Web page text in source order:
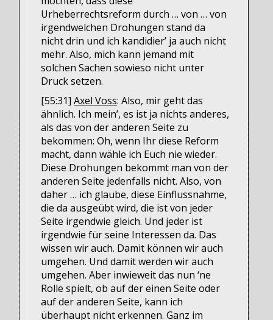
Urheberrechtsreform durch … von … von
irgendwelchen Drohungen stand da
nicht drin und ich kandidier’ ja auch nicht
mehr. Also, mich kann jemand mit
solchen Sachen sowieso nicht unter
Druck setzen.
[55:31] Axel Voss: Also, mir geht das
ähnlich. Ich mein’, es ist ja nichts anderes,
als das von der anderen Seite zu
bekommen: Oh, wenn Ihr diese Reform
macht, dann wähle ich Euch nie wieder.
Diese Drohungen bekommt man von der
anderen Seite jedenfalls nicht. Also, von
daher … ich glaube, diese Einflussnahme,
die da ausgeübt wird, die ist von jeder
Seite irgendwie gleich. Und jeder ist
irgendwie für seine Interessen da. Das
wissen wir auch. Damit können wir auch
umgehen. Und damit werden wir auch
umgehen. Aber inwieweit das nun ‘ne
Rolle spielt, ob auf der einen Seite oder
auf der anderen Seite, kann ich
überhaupt nicht erkennen. Ganz im